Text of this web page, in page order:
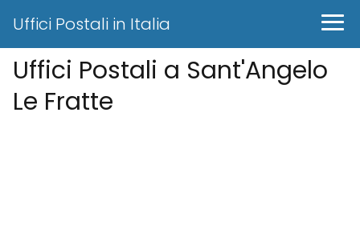
Uffici Postali in Italia
Uffici Postali a Sant'Angelo
Le Fratte